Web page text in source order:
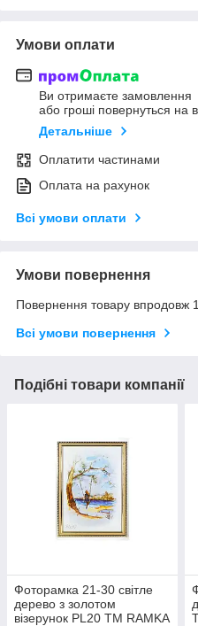
Умови оплати
Ви отримаєте замовлення
або гроші повернуться на
Детальніше
Оплатити частинами
Оплата на рахунок
Всі умови оплати
Умови повернення
Повернення товару впродовж
Всі умови повернення
Подібні товари компанії
Фоторамка 21-30 світле
дерево з золотом
візерунок PL20 ТМ RAMKA